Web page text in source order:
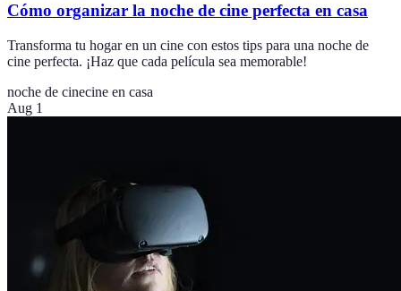
Cómo organizar la noche de cine perfecta en casa
Transforma tu hogar en un cine con estos tips para una noche de
cine perfecta. ¡Haz que cada película sea memorable!
noche de cinecine en casa
Aug 1